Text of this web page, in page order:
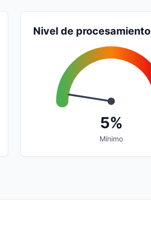
Nivel de procesamiento
5%
Mínimo